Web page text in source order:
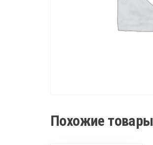
Похожие товары